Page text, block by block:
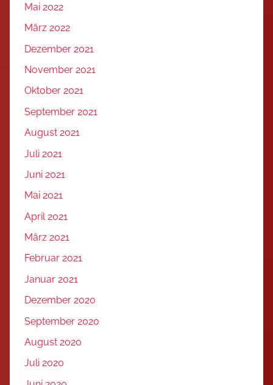
Mai 2022
März 2022
Dezember 2021
November 2021
Oktober 2021
September 2021
August 2021
Juli 2021
Juni 2021
Mai 2021
April 2021
März 2021
Februar 2021
Januar 2021
Dezember 2020
September 2020
August 2020
Juli 2020